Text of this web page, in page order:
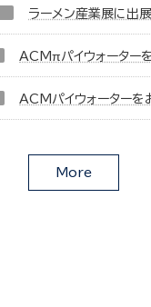
ラーメン産業展に出
ACMπパイウォーター
ACMパイウォーターを
More